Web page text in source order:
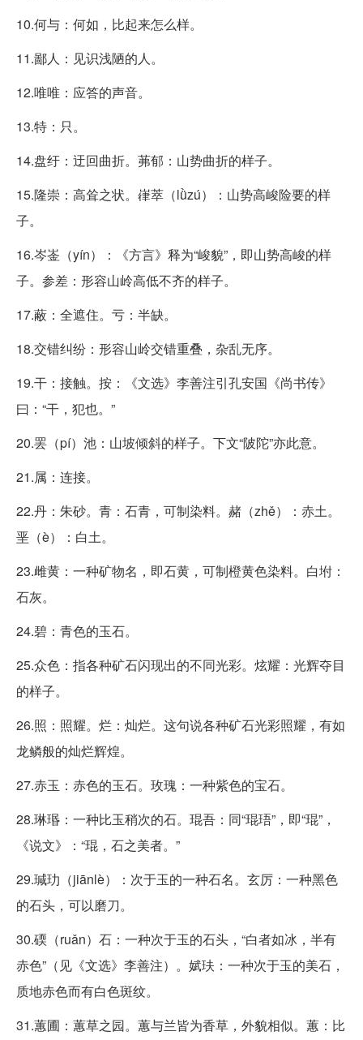
10.何与：何如，比起来怎么样。
11.鄙人：见识浅陋的人。
12.唯唯：应答的声音。
13.特：只。
14.盘纡：迂回曲折。茀郁：山势曲折的样子。
15.隆崇：高耸之状。嵂萃（lǜzú）：山势高峻险要的样
子。
16.岑崟（yín）：《方言》释为“峻貌”，即山势高峻的样
子。参差：形容山岭高低不齐的样子。
17.蔽：全遮住。亏：半缺。
18.交错纠纷：形容山岭交错重叠，杂乱无序。
19.干：接触。按：《文选》李善注引孔安国《尚书传》
曰：“干，犯也。”
20.罢（pí）池：山坡倾斜的样子。下文“陂陀”亦此意。
21.属：连接。
22.丹：朱砂。青：石青，可制染料。赭（zhě）：赤土。
垩（è）：白土。
23.雌黄：一种矿物名，即石黄，可制橙黄色染料。白坿：
石灰。
24.碧：青色的玉石。
25.众色：指各种矿石闪现出的不同光彩。炫耀：光辉夺目
的样子。
26.照：照耀。烂：灿烂。这句说各种矿石光彩照耀，有如
龙鳞般的灿烂辉煌。
27.赤玉：赤色的玉石。玫瑰：一种紫色的宝石。
28.琳瑉：一种比玉稍次的石。琨吾：同“琨珸”，即“琨”，
《说文》：“琨，石之美者。”
29.瑊玏（jiānlè）：次于玉的一种石名。玄厉：一种黑色
的石头，可以磨刀。
30.碝（ruǎn）石：一种次于玉的石头，“白者如冰，半有
赤色”（见《文选》李善注）。娬玞：一种次于玉的美石，
质地赤色而有白色斑纹。
31.蕙圃：蕙草之园。蕙与兰皆为香草，外貌相似。蕙：比